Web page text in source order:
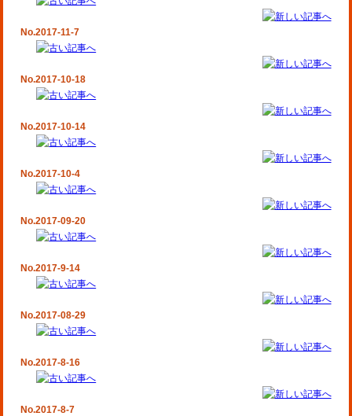
No.2017-11-7
No.2017-10-18
No.2017-10-14
No.2017-10-4
No.2017-09-20
No.2017-9-14
No.2017-08-29
No.2017-8-16
No.2017-8-7